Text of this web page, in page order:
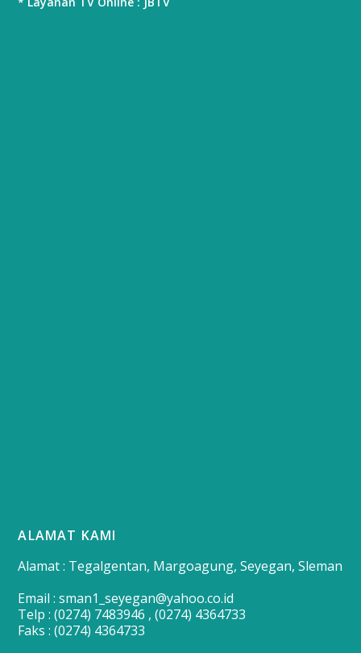
ALAMAT KAMI
Alamat : Tegalgentan, Margoagung, Seyegan, Sleman
Email : sman1_seyegan@yahoo.co.id
Telp : (0274) 7483946 , (0274) 4364733
Faks : (0274) 4364733